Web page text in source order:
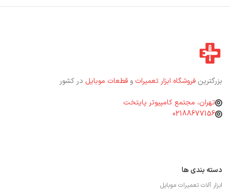
بزرگترین فروشگاه ابزار تعمیرات و قطعات موبایل در کشور
تهران، مجتمع کامپیوتر پایتخت
02188677156
دسته بندی ها
ابزار آلات تعمیرات موبایل